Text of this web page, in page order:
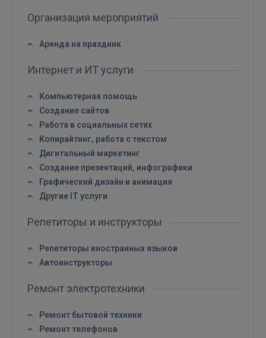
Организация мероприятий
Аренда на праздник
Интернет и ИТ услуги
Компьютерная помощь
Создание сайтов
Работа в социальных сетях
Копирайтинг, работа с текстом
Дигитальный маркетинг
Создание презентаций, инфографики
Графический дизайн и анимация
Другие IT услуги
Репетиторы и инструкторы
Репетиторы иностранных языков
Автоинструкторы
Ремонт электротехники
Ремонт бытовой техники
Ремонт телефонов